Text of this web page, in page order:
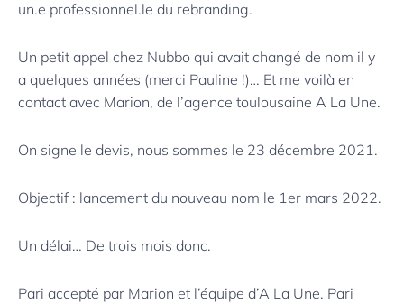
un.e professionnel.le du rebranding.
Un petit appel chez Nubbo qui avait changé de nom il y
a quelques années (merci Pauline !)… Et me voilà en
contact avec Marion, de l’agence toulousaine A La Une.
On signe le devis, nous sommes le 23 décembre 2021.
Objectif : lancement du nouveau nom le 1er mars 2022.
Un délai… De trois mois donc.
Pari accepté par Marion et l’équipe d’A La Une. Pari